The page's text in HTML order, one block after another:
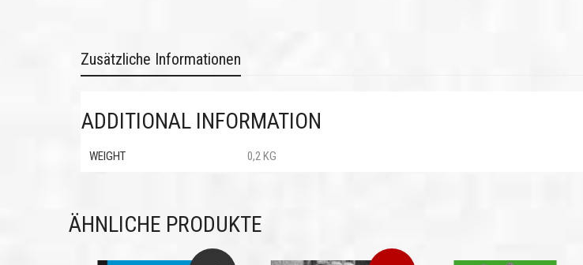
Zusätzliche Informationen
ADDITIONAL INFORMATION
WEIGHT 0,2 KG
ÄHNLICHE PRODUKTE